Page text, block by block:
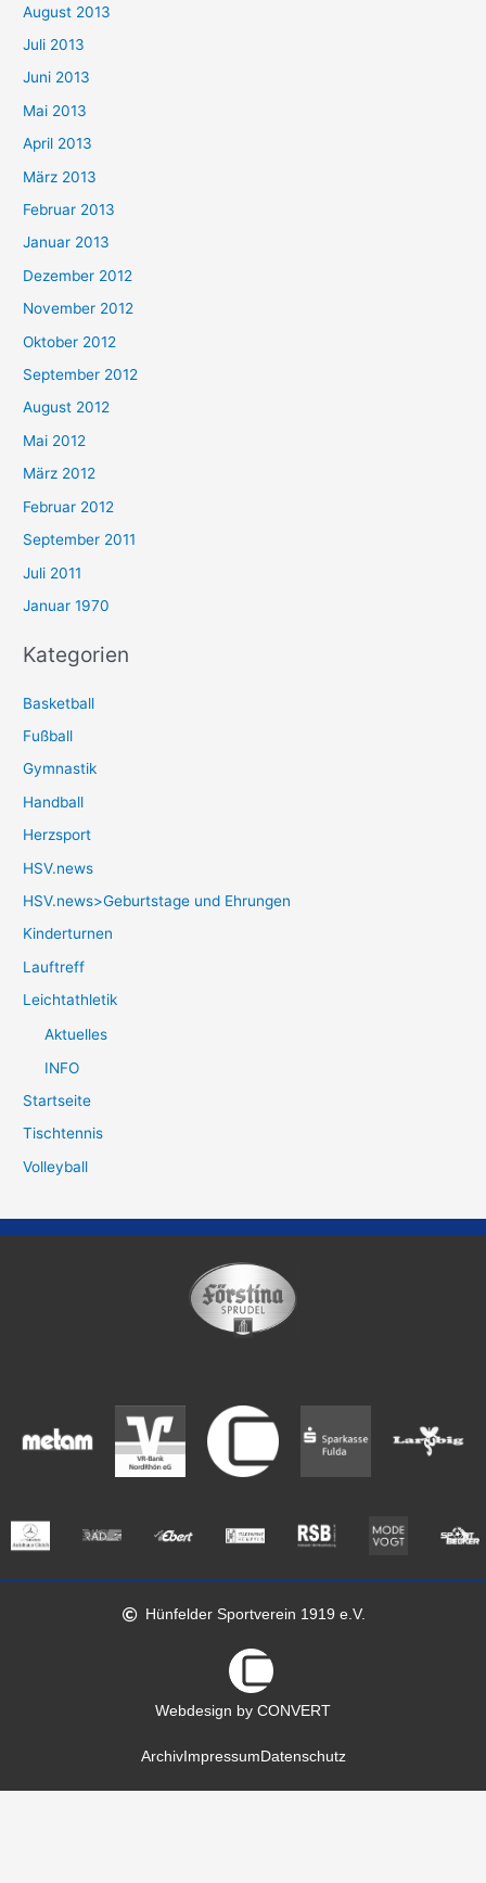
August 2013
Juli 2013
Juni 2013
Mai 2013
April 2013
März 2013
Februar 2013
Januar 2013
Dezember 2012
November 2012
Oktober 2012
September 2012
August 2012
Mai 2012
März 2012
Februar 2012
September 2011
Juli 2011
Januar 1970
Kategorien
Basketball
Fußball
Gymnastik
Handball
Herzsport
HSV.news
HSV.news>Geburtstage und Ehrungen
Kinderturnen
Lauftreff
Leichtathletik
Aktuelles
INFO
Startseite
Tischtennis
Volleyball
Hünfelder Sportverein 1919 e.V.
Webdesign by CONVERT
ArchivImpressum Datenschutz